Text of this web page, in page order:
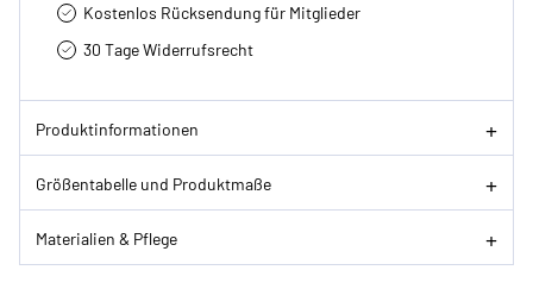
Kostenlos Rücksendung für Mitglieder
30 Tage Widerrufsrecht
Produktinformationen
Größentabelle und Produktmaße
Materialien & Pflege